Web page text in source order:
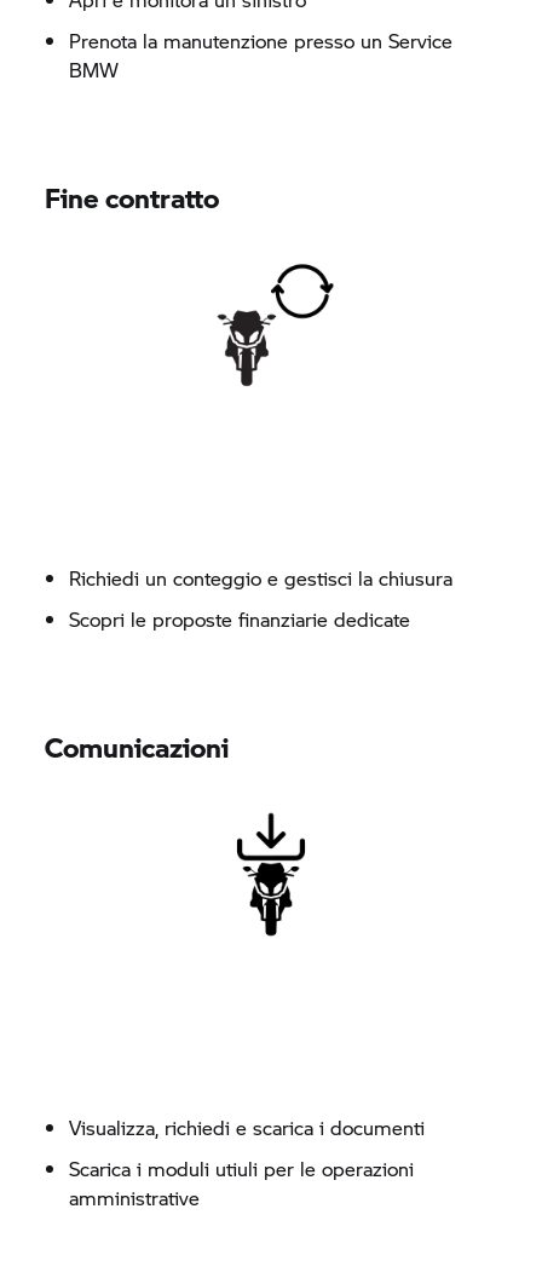
Prenota la manutenzione presso un Service
BMW
Fine contratto
Richiedi un conteggio e gestisci la chiusura
Scopri le proposte finanziarie dedicate
Comunicazioni
Visualizza, richiedi e scarica i documenti
Scarica i moduli utiuli per le operazioni
amministrative